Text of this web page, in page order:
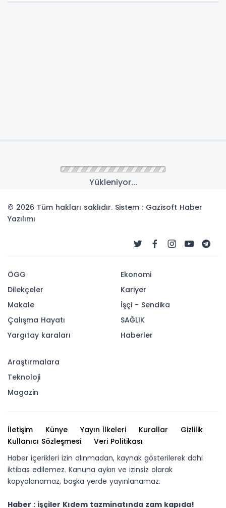
Yükleniyor...
© 2026 Tüm hakları saklıdır. Sistem : Gazisoft Haber
Yazılımı
ÖGG
Dilekçeler
Makale
Çalışma Hayatı
Yargıtay karaları
Ekonomi
Kariyer
İşçi - Sendika
SAĞLIK
Haberler
Araştırmalara
Teknoloji
Magazin
İletişim Künye Yayın İlkeleri Kurallar
Gizlilik
Kullanıcı Sözleşmesi
Veri Politikası
Haber içerikleri izin alınmadan, kaynak gösterilerek dahi
iktibas edilemez. Kanuna aykırı ve izinsiz olarak
kopyalanamaz, başka yerde yayınlanamaz.
Haber : işçiler Kıdem tazminatında zam kapıda!